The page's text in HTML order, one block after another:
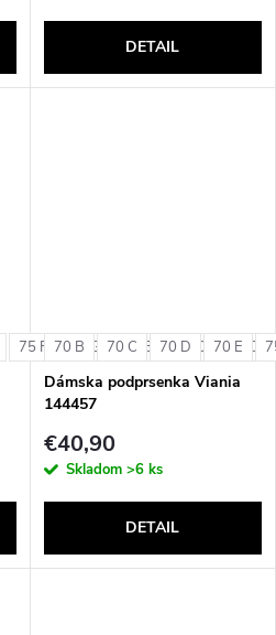
DETAIL
75 F 75 G 80 B 80 C 80 D
70 B 70 C 70 D 70 E
Dámska podprsenka Viania
144457
€40,90
Skladom >6 ks
DETAIL